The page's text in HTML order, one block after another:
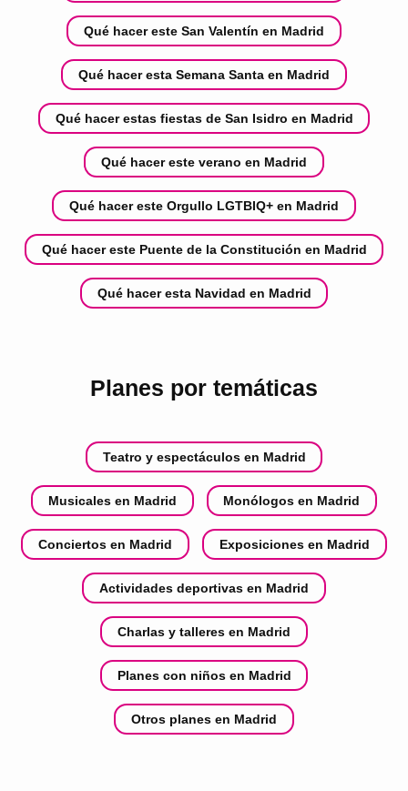
Qué hacer este San Valentín en Madrid
Qué hacer esta Semana Santa en Madrid
Qué hacer estas fiestas de San Isidro en Madrid
Qué hacer este verano en Madrid
Qué hacer este Orgullo LGTBIQ+ en Madrid
Qué hacer este Puente de la Constitución en Madrid
Qué hacer esta Navidad en Madrid
Planes por temáticas
Teatro y espectáculos en Madrid
Musicales en Madrid Monólogos en Madrid
Conciertos en Madrid Exposiciones en Madrid
Actividades deportivas en Madrid
Charlas y talleres en Madrid
Planes con niños en Madrid
Otros planes en Madrid